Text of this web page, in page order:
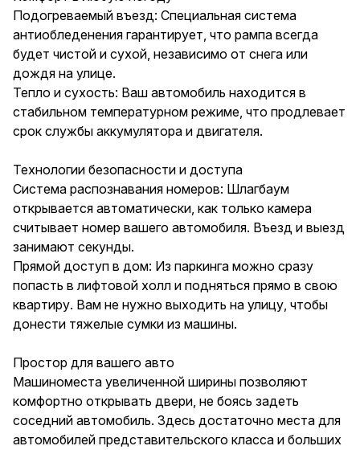
Подогреваемый въезд: Специальная система
антиобледенения гарантирует, что рампа всегда
будет чистой и сухой, независимо от снега или
дождя на улице.
Тепло и сухость: Ваш автомобиль находится в
стабильном температурном режиме, что продлевает
срок службы аккумулятора и двигателя.
Технологии безопасности и доступа
Система распознавания номеров: Шлагбаум
открывается автоматически, как только камера
считывает номер вашего автомобиля. Въезд и выезд
занимают секунды.
Прямой доступ в дом: Из паркинга можно сразу
попасть в лифтовой холл и подняться прямо в свою
квартиру. Вам не нужно выходить на улицу, чтобы
донести тяжелые сумки из машины.
Простор для вашего авто
Машиноместа увеличенной ширины позволяют
комфортно открывать двери, не боясь задеть
соседний автомобиль. Здесь достаточно места для
автомобилей представительского класса и больших